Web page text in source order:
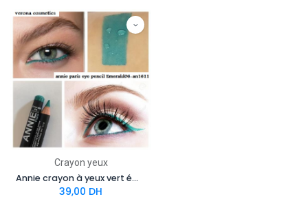
Crayon yeux
Annie crayon à yeux vert émeraude 06
39,00 DH